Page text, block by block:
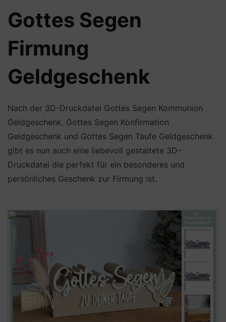
Gottes Segen
Firmung
Geldgeschenk
Nach der 3D-Druckdatei Gottes Segen Kommunion
Geldgeschenk, Gottes Segen Konfirmation
Geldgeschenk und Gottes Segen Taufe Geldgeschenk
gibt es nun auch eine liebevoll gestaltete 3D-
Druckdatei die perfekt für ein besonderes und
persönliches Geschenk zur Firmung ist.